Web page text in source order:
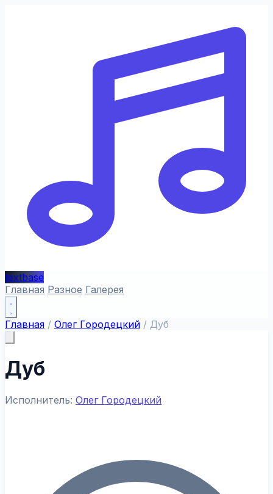
textbase
Главная Разное Галерея
Главная / Олег Городецкий / Дуб
Дуб
Исполнитель: Олег Городецкий